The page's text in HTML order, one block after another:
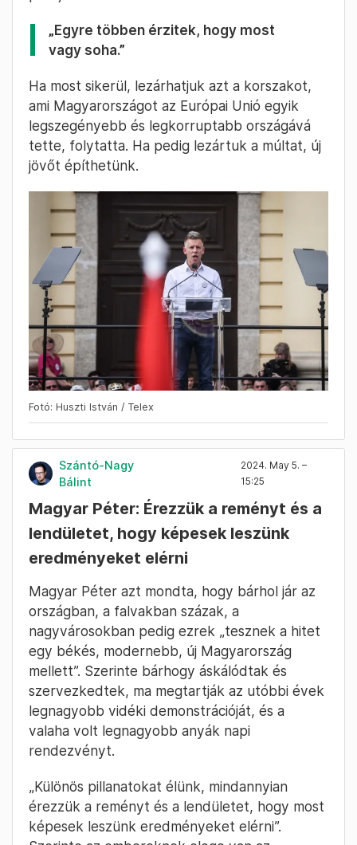
Cseke Balázs
2024. May 5. –
Magyar: Egyre többen érzitek, hogy
most vagy soha
„Elegünk van” – skandálja a tömeg, Magyar
pedig arról beszél: rendkívül megható, hogy
rengeteg ember jelentkezik az ország minden
pontjáról: változtatni akar.
„Egyre többen érzitek, hogy most
vagy soha.”
Ha most sikerül, lezárhatjuk azt a korszakot,
ami Magyarországot az Európai Unió egyik
legszegényebb és legkorruptabb országává
tette, folytatta. Ha pedig lezártuk a múltat, új
jövőt építhetünk.
Fotó: Huszti István / Telex
Szántó-Nagy
2024. May 5. –
Magyar Péter: Érezzük a reményt és a
lendületet, hogy képesek leszünk
eredményeket elérni
Magyar Péter azt mondta, hogy bárhol jár az
országban, a falvakban százak, a
nagyvárosokban pedig ezrek „tesznek a hitet